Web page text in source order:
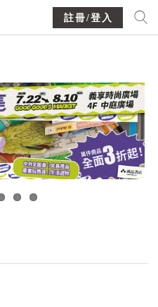
註冊/登入